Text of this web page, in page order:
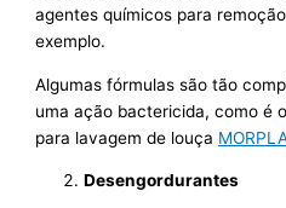
agentes químicos para
exemplo.
Algumas fórmulas são tão
uma ação bactericida, como é
para lavagem de louça
Desengordurantes